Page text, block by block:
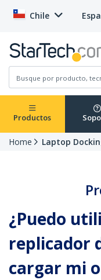
Chile
Productos
Home Laptop
¿Puedo
replicador
cargar mi